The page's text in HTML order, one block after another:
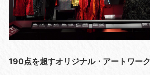
190点を超すオリジナル・アートワーク